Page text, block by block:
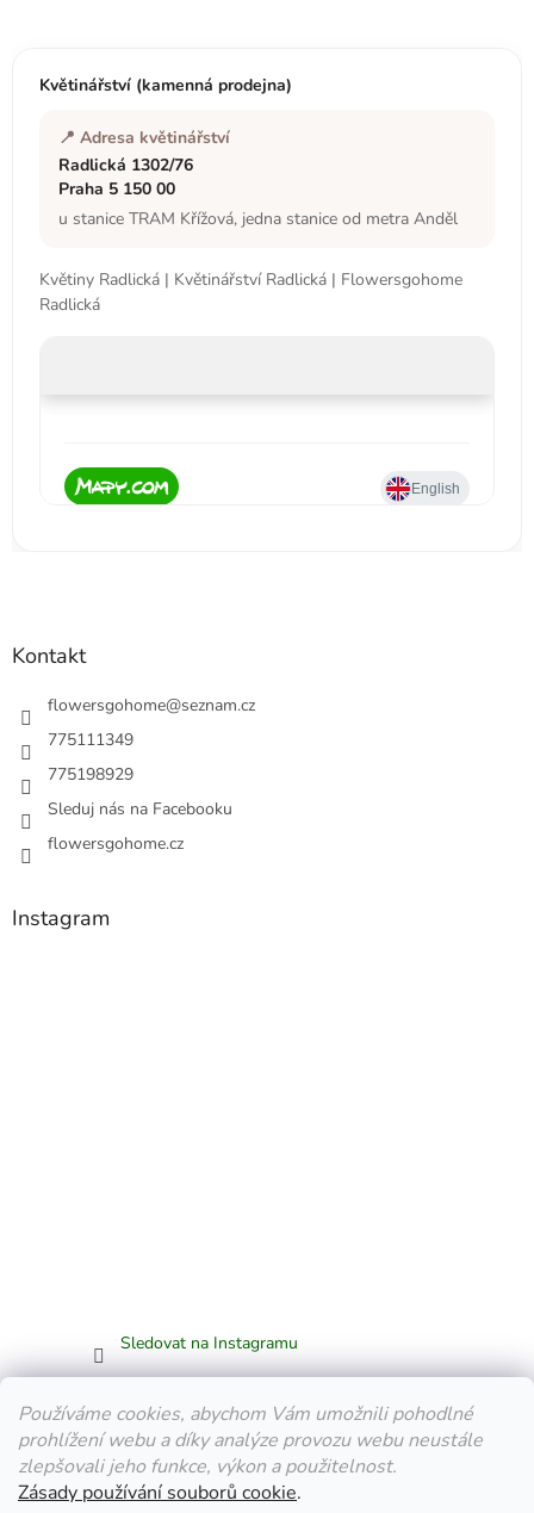
Používáme cookies, abychom Vám umožnili pohodlné
prohlížení webu a díky analýze provozu webu neustále
zlepšovali jeho funkce, výkon a použitelnost.
Zásady používání souborů cookie.
Květinářství (kamenná prodejna)
📍 Adresa květinářství
Radlická 1302/76
Praha 5 150 00
u stanice TRAM Křížová, jedna stanice od metra Anděl
Květiny Radlická | Květinářství Radlická | Flowersgohome
Radlická
Kontakt
flowersgohome@seznam.cz
775111349
775198929
Sleduj nás na Facebooku
flowersgohome.cz
Instagram
Sledovat na Instagramu
Facebook